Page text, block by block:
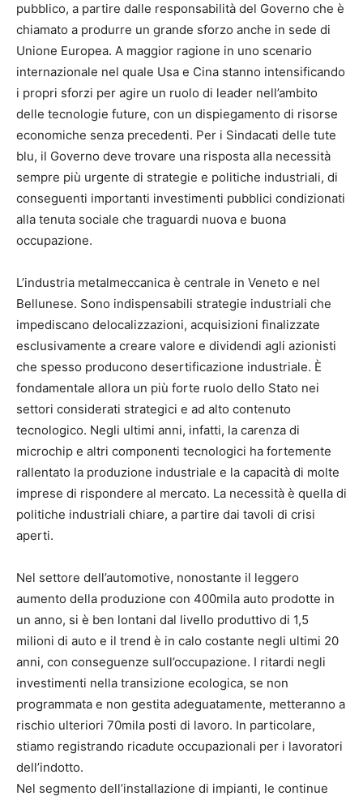
pubblico, a partire dalle responsabilità del Governo che è
chiamato a produrre un grande sforzo anche in sede di
Unione Europea. A maggior ragione in uno scenario
internazionale nel quale Usa e Cina stanno intensificando
i propri sforzi per agire un ruolo di leader nell’ambito
delle tecnologie future, con un dispiegamento di risorse
economiche senza precedenti. Per i Sindacati delle tute
blu, il Governo deve trovare una risposta alla necessità
sempre più urgente di strategie e politiche industriali, di
conseguenti importanti investimenti pubblici condizionati
alla tenuta sociale che traguardi nuova e buona
occupazione.
L’industria metalmeccanica è centrale in Veneto e nel
Bellunese. Sono indispensabili strategie industriali che
impediscano delocalizzazioni, acquisizioni finalizzate
esclusivamente a creare valore e dividendi agli azionisti
che spesso producono desertificazione industriale. È
fondamentale allora un più forte ruolo dello Stato nei
settori considerati strategici e ad alto contenuto
tecnologico. Negli ultimi anni, infatti, la carenza di
microchip e altri componenti tecnologici ha fortemente
rallentato la produzione industriale e la capacità di molte
imprese di rispondere al mercato. La necessità è quella di
politiche industriali chiare, a partire dai tavoli di crisi
aperti.
Nel settore dell’automotive, nonostante il leggero
aumento della produzione con 400mila auto prodotte in
un anno, si è ben lontani dal livello produttivo di 1,5
milioni di auto e il trend è in calo costante negli ultimi 20
anni, con conseguenze sull’occupazione. I ritardi negli
investimenti nella transizione ecologica, se non
programmata e non gestita adeguatamente, metteranno a
rischio ulteriori 70mila posti di lavoro. In particolare,
stiamo registrando ricadute occupazionali per i lavoratori
dell’indotto.
Nel segmento dell’installazione di impianti, le continue